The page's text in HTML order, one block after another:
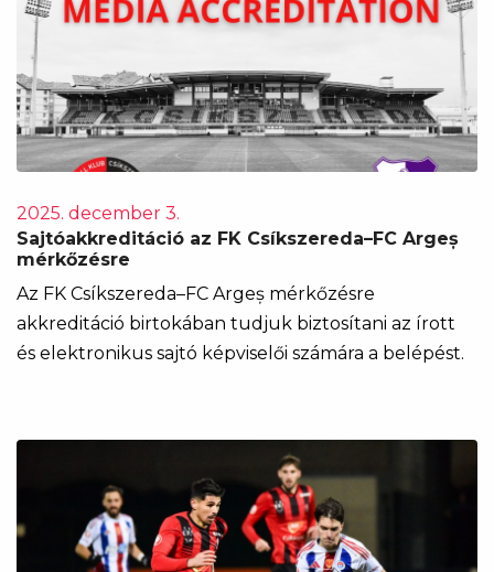
2025. december 3.
Sajtóakkreditáció az FK Csíkszereda–FC Argeș
mérkőzésre
Az FK Csíkszereda–FC Argeș mérkőzésre
akkreditáció birtokában tudjuk biztosítani az írott
és elektronikus sajtó képviselői számára a belépést.